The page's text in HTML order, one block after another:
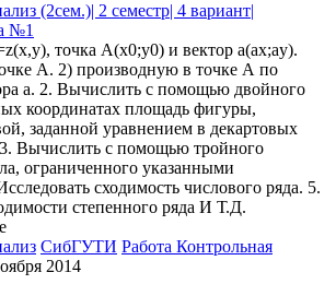
(2сем.)| 2 семестр| 4 вариант|
№1
точка A(x0;y0) и вектор a(ax;ay).
А. 2) производную в точке А по
a. 2. Вычислить с помощью двойного
координатах площадь фигуры,
заданной уравнением в декартовых
Вычислить с помощью тройного
ограниченного указанными
сходимость числового ряда. 5.
степенного ряда И Т.Д.
СибГУТИ Работа Контрольная
2014